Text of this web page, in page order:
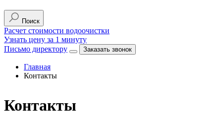
Поиск
Расчет стоимости водоочистки
Узнать цену за 1 минуту
Письмо директору
Заказать звонок
Главная
Контакты
Контакты